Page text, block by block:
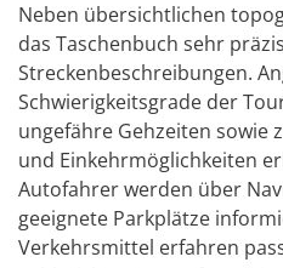
Neben übersichtlichen
das Taschenbuch sehr
Streckenbeschreibungen.
Schwierigkeitsgrade der
ungefähre Gehzeiten sowie
und Einkehrmöglichkeiten
Autofahrer werden über
geeignete Parkplätze
Verkehrsmittel erfahren